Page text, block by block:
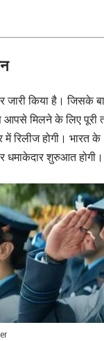
किया है। जिसके
मिलने के लिए पूरी
होगी। भारत के
धमाकेदार शुरुआत होगी।